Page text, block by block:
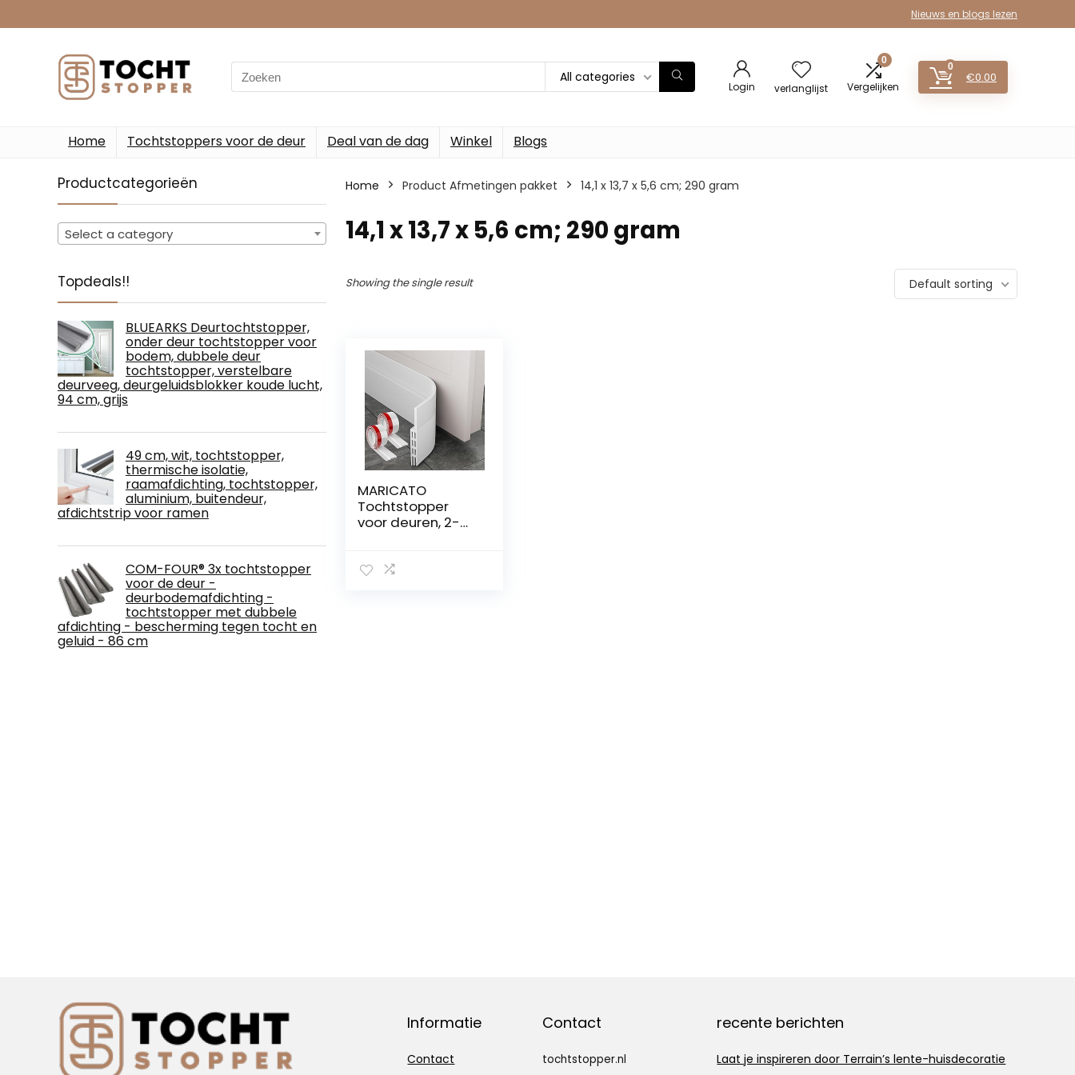
Nieuws en blogs lezen
Search
for:
All categories
Login verlanglijst
0
Vergelijken
0
€0.00
Home Tochtstoppers voor de deur Deal van de dag Winkel Blogs
Productcategorieën
Select a category
Topdeals!!
BLUEARKS Deurtochtstopper,
onder deur tochtstopper voor
bodem, dubbele deur
tochtstopper, verstelbare
deurveeg, deurgeluidsblokker koude lucht,
94 cm, grijs
49 cm, wit, tochtstopper,
thermische isolatie,
raamafdichting, tochtstopper,
aluminium, buitendeur,
afdichtstrip voor ramen
COM-FOUR® 3x tochtstopper
voor de deur -
deurbodemafdichting -
tochtstopper met dubbele
afdichting - bescherming tegen tocht en
geluid - 86 cm
Home Product Afmetingen pakket ‎14,1 x 13,7 x 5,6 cm; 290 gram
‎14,1 x 13,7 x 5,6 cm; 290 gram
Showing the single result Default sorting
MARICATO
Tochtstopper
voor deuren, 2-
deuren
Informatie
Contact
Contact
tochtstopper.nl
recente berichten
Laat je inspireren door Terrain’s lente-huisdecoratie